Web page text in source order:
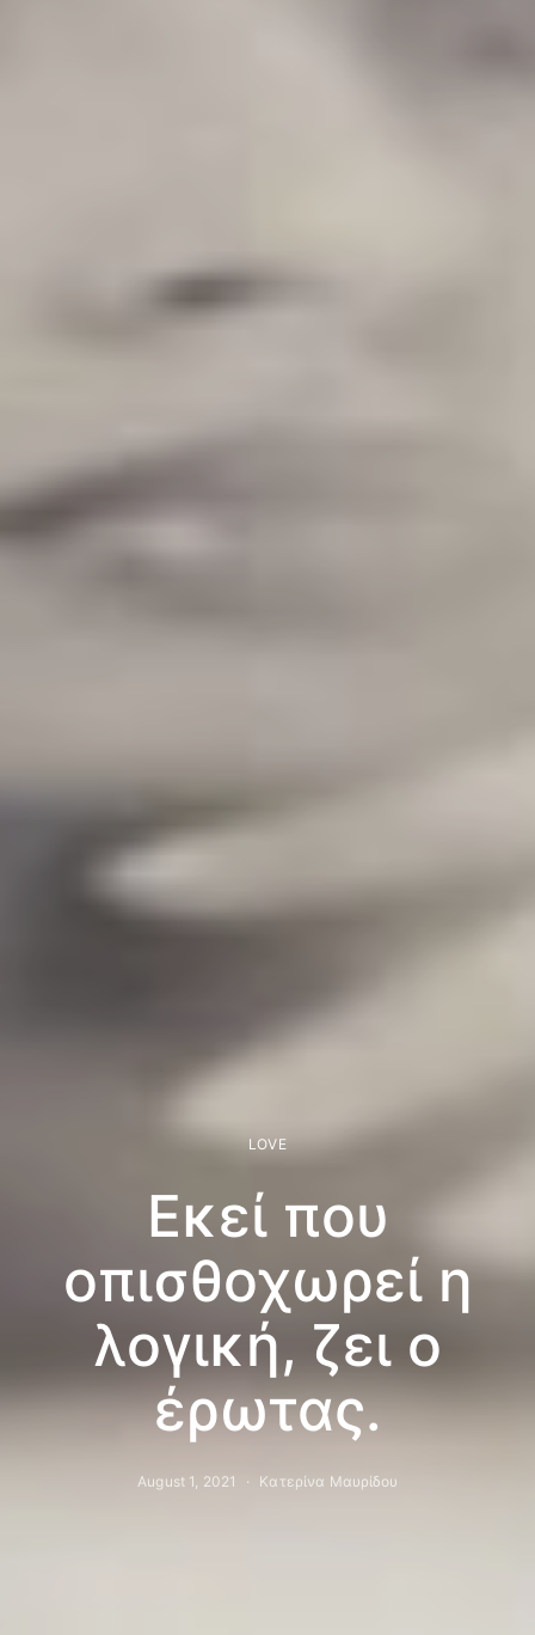
LOVE
Εκεί που
οπισθοχωρεί η
λογική, ζει ο
έρωτας.
August 1, 2021 Κατερίνα Μαυρίδου